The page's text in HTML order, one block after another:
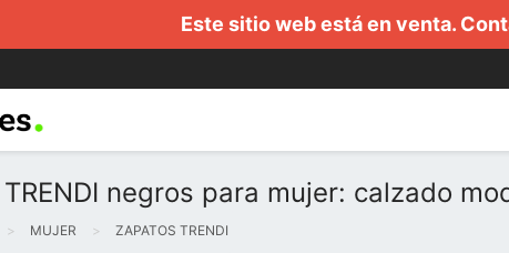
Este sitio web está en venta.
negros para mujer: calzado
MUJER ZAPATOS TRENDI